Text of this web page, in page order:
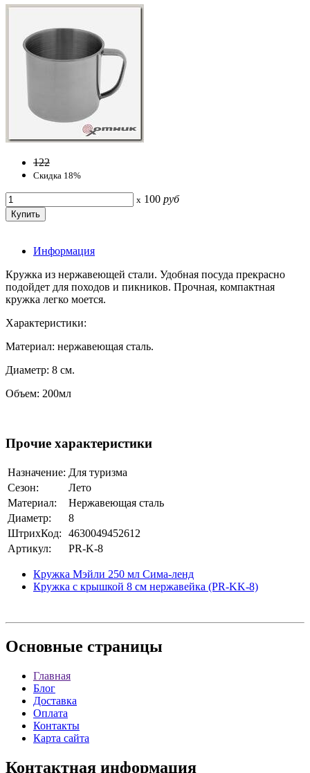
122
Скидка 18%
x 100 руб
Информация
Кружка из нержавеющей стали. Удобная посуда прекрасно
подойдет для походов и пикников. Прочная, компактная
кружка легко моется.
Характеристики:
Материал: нержавеющая сталь.
Диаметр: 8 см.
Объем: 200мл
Прочие характеристики
Назначение: Для туризма
Сезон:
Лето
Материал:
Нержавеющая сталь
Диаметр:
8
ШтрихКод:
4630049452612
Артикул:
PR-K-8
Кружка Мэйли 250 мл Сима-ленд
Кружка с крышкой 8 см нержавейка (PR-KK-8)
Основные страницы
Главная
Блог
Доставка
Оплата
Контакты
Карта сайта
Контактная информация